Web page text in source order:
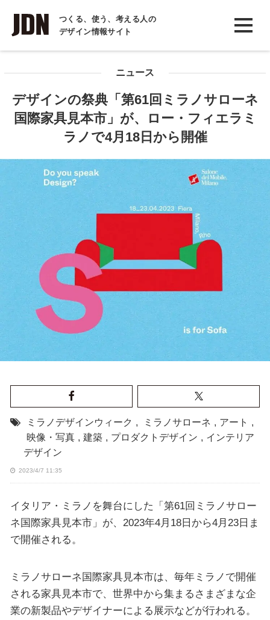
つくる、使う、考える人の
デザイン情報サイト
INTERVIEW
インタビュー
COLUMN
ニュース
デザインの祭典「第61回ミラノサローネ
国際家具見本市」が、ロー・フィエラミ
ラノで4月18日から開催
ミラノデザインウィーク , ミラノサローネ , アート ,
映像・写真 , 建築 , プロダクトデザイン , インテリア
デザイン
2023/4/7 11:35
イタリア・ミラノを舞台にした「第61回ミラノサロー
ネ国際家具見本市」が、2023年4月18日から4月23日ま
で開催される。
ミラノサローネ国際家具見本市は、毎年ミラノで開催
される家具見本市で、世界中から集まるさまざまな企
業の新製品やデザイナーによる展示などが行われる。